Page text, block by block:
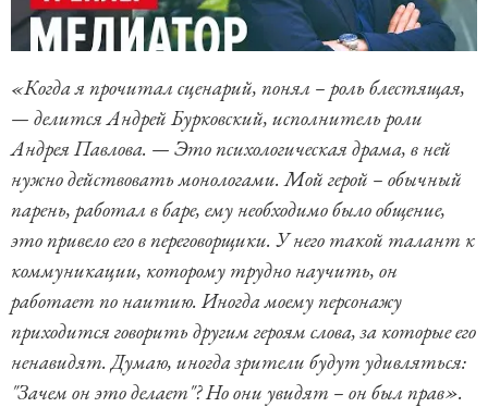
«Когда я прочитал сценарий, понял – роль блестящая,
— делится Андрей Бурковский, исполнитель роли
Андрея Павлова. — Это психологическая драма, в ней
нужно действовать монологами. Мой герой – обычный
парень, работал в баре, ему необходимо было общение,
это привело его в переговорщики. У него такой талант к
коммуникации, которому трудно научить, он
работает по наитию. Иногда моему персонажу
приходится говорить другим героям слова, за которые его
ненавидят. Думаю, иногда зрители будут удивляться:
"Зачем он это делает"? Но они увидят – он был прав».